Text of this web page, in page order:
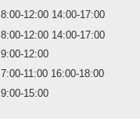
8:00-12:00 14:00-17:00
8:00-12:00 14:00-17:00
9:00-12:00
7:00-11:00 16:00-18:00
9:00-15:00